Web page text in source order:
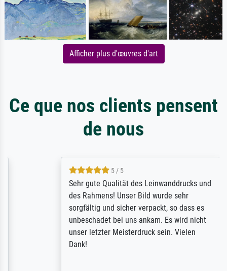
Afficher plus d'œuvres d'art
Ce que nos clients pensent
de nous
5 / 5
Sehr gute Qualität des Leinwanddrucks und
des Rahmens! Unser Bild wurde sehr
sorgfältig und sicher verpackt, so dass es
unbeschadet bei uns ankam. Es wird nicht
unser letzter Meisterdruck sein. Vielen